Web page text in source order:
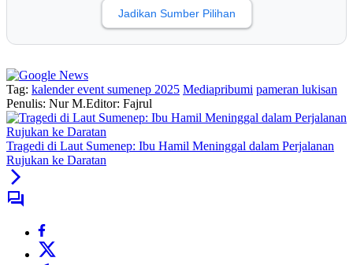
Jadikan Sumber Pilihan
Tag: kalender event sumenep 2025 Mediapribumi pameran lukisan
Penulis: Nur M.Editor: Fajrul
Tragedi di Laut Sumenep: Ibu Hamil Meninggal dalam Perjalanan
Rujukan ke Daratan